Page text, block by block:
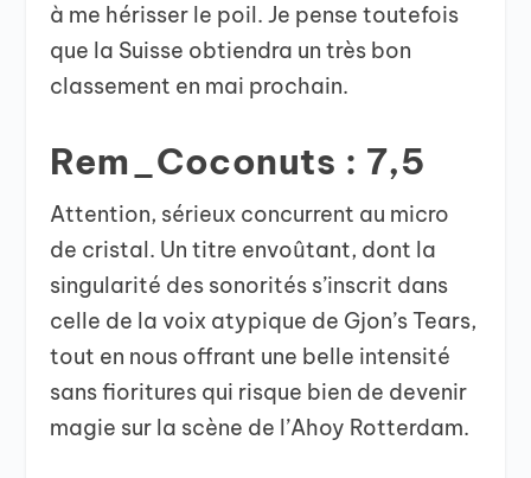
à me hérisser le poil. Je pense toutefois
que la Suisse obtiendra un très bon
classement en mai prochain.
Rem_Coconuts : 7,5
Attention, sérieux concurrent au micro
de cristal. Un titre envoûtant, dont la
singularité des sonorités s’inscrit dans
celle de la voix atypique de Gjon’s Tears,
tout en nous offrant une belle intensité
sans fioritures qui risque bien de devenir
magie sur la scène de l’Ahoy Rotterdam.